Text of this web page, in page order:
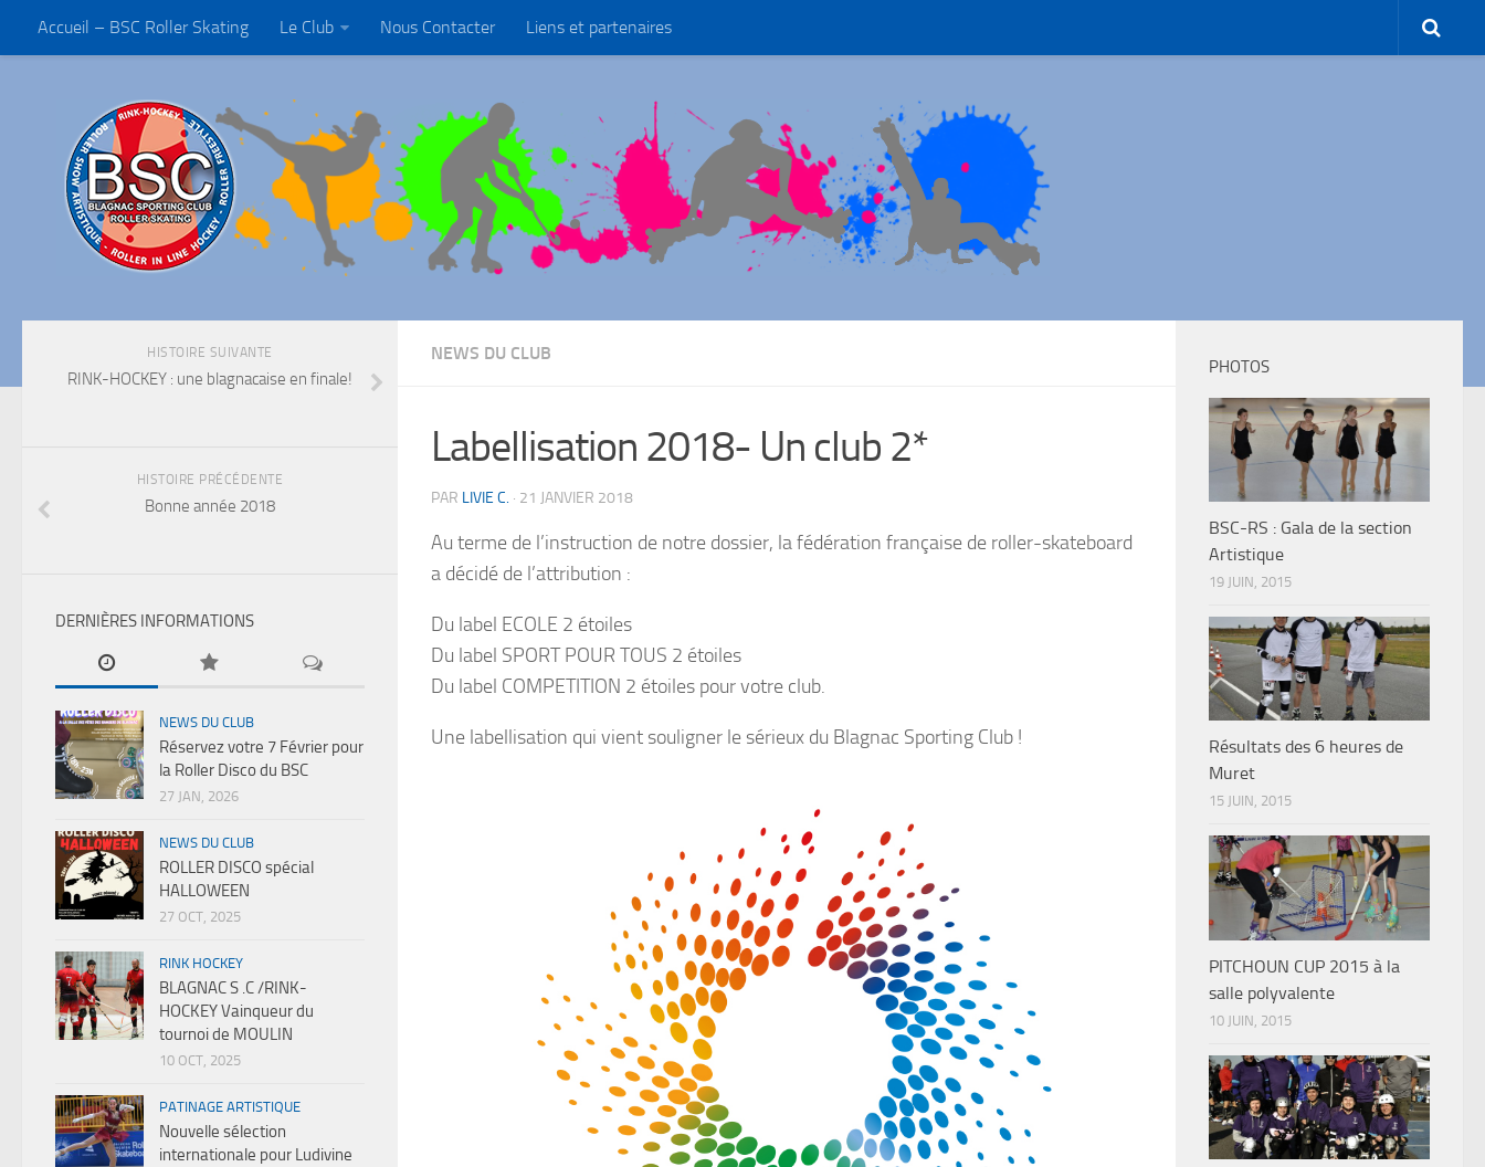
Accueil – BSC Roller Skating Le Club Nous Contacter Liens et partenaires
NEWS DU CLUB
Labellisation 2018- Un club 2*
PAR LIVIE C. · 21 JANVIER 2018
Au terme de l’instruction de notre dossier, la fédération française de roller-skateboard
a décidé de l’attribution :
Du label ECOLE 2 étoiles
Du label SPORT POUR TOUS 2 étoiles
Du label COMPETITION 2 étoiles pour votre club.
Une labellisation qui vient souligner le sérieux du Blagnac Sporting Club !
HISTOIRE SUIVANTE
RINK-HOCKEY : une blagnacaise en finale!
HISTOIRE PRÉCÉDENTE
Bonne année 2018
DERNIÈRES INFORMATIONS
NEWS DU CLUB
Réservez votre 7 Février pour
la Roller Disco du BSC
27 JAN, 2026
NEWS DU CLUB
ROLLER DISCO spécial
HALLOWEEN
27 OCT, 2025
RINK HOCKEY
BLAGNAC S .C /RINK-
HOCKEY Vainqueur du
tournoi de MOULIN
10 OCT, 2025
PATINAGE ARTISTIQUE
Nouvelle sélection
internationale pour Ludivine
PHOTOS
BSC-RS : Gala de la section
Artistique
19 JUIN, 2015
Résultats des 6 heures de
Muret
15 JUIN, 2015
PITCHOUN CUP 2015 à la
salle polyvalente
10 JUIN, 2015